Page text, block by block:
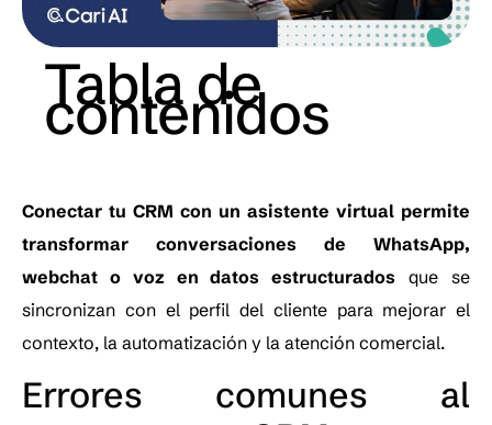
Tabla de
contenidos
Conectar tu CRM con un asistente virtual permite
transformar conversaciones de WhatsApp,
webchat o voz en datos estructurados que se
sincronizan con el perfil del cliente para mejorar el
contexto, la automatización y la atención comercial.
Errores comunes al